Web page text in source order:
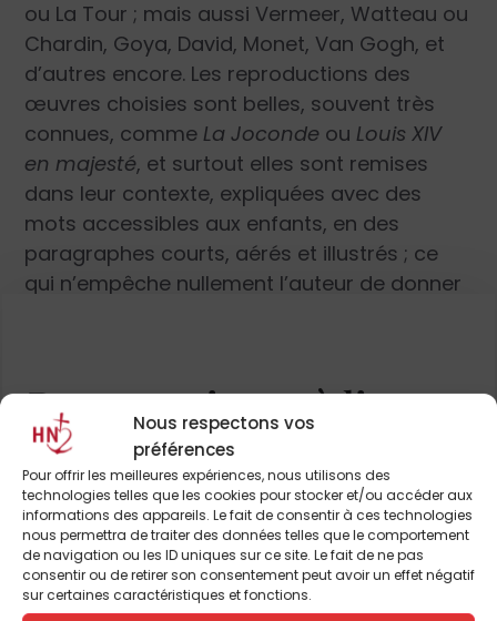
Nous respectons vos
préférences
Pour offrir les meilleures expériences, nous utilisons des
technologies telles que les cookies pour stocker et/ou accéder aux
informations des appareils. Le fait de consentir à ces technologies
nous permettra de traiter des données telles que le comportement
de navigation ou les ID uniques sur ce site. Le fait de ne pas
consentir ou de retirer son consentement peut avoir un effet négatif
sur certaines caractéristiques et fonctions.
ou La Tour ; mais aussi Vermeer, Watteau ou
Chardin, Goya, David, Monet, Van Gogh, et
d’autres encore. Les reproductions des
œuvres choisies sont belles, souvent très
connues, comme La Joconde ou Louis XIV
en majesté, et surtout elles sont remises
dans leur contexte, expliquées avec des
mots accessibles aux enfants, en des
paragraphes courts, aérés et illustrés ; ce
qui n’empêche nullement l’auteur de donner
actuellement. L’auteur présente son livre
comme une « promenade ». Et c’est vrai que
l’on prend goût à tourner les pages pour
découvrir un autre tableau, un autre peintre,
la manière dont il a conçu et construit son
œuvre, pourquoi il a utilisé telle ou telle
couleur et l’effet produit, avec un focus sur
un ou plusieurs détails. Un album très réussi
Pour continuer à lire cet
article
et de nombreux autres
ABONNEZ-VOUS DÈS À
PRÉSENT